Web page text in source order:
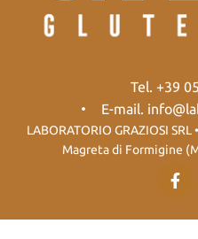
Tel. +39
E-mail.
LABORATORIO GRAZIOSI
Magreta di Formigine